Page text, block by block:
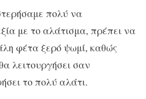
πολύ να
με το αλάτισμα, πρέπει να
φέτα ξερό ψωμί, καθώς
λειτουργήσει σαν
το πολύ αλάτι.